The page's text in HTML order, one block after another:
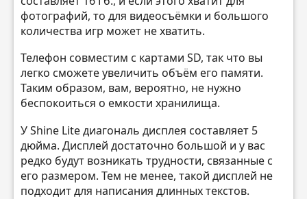
фотографий, то для видеосъёмки и большого
количества игр может не хватить.
Телефон совместим с картами SD, так что вы
легко сможете увеличить объём его памяти.
Таким образом, вам, вероятно, не нужно
беспокоиться о емкости хранилища.
У Shine Lite диагональ дисплея составляет 5
дюйма. Дисплей достаточно большой и у вас
редко будут возникать трудности, связанные с
его размером. Тем не менее, такой дисплей не
подходит для написания длинных текстов.